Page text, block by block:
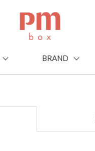
BRAND